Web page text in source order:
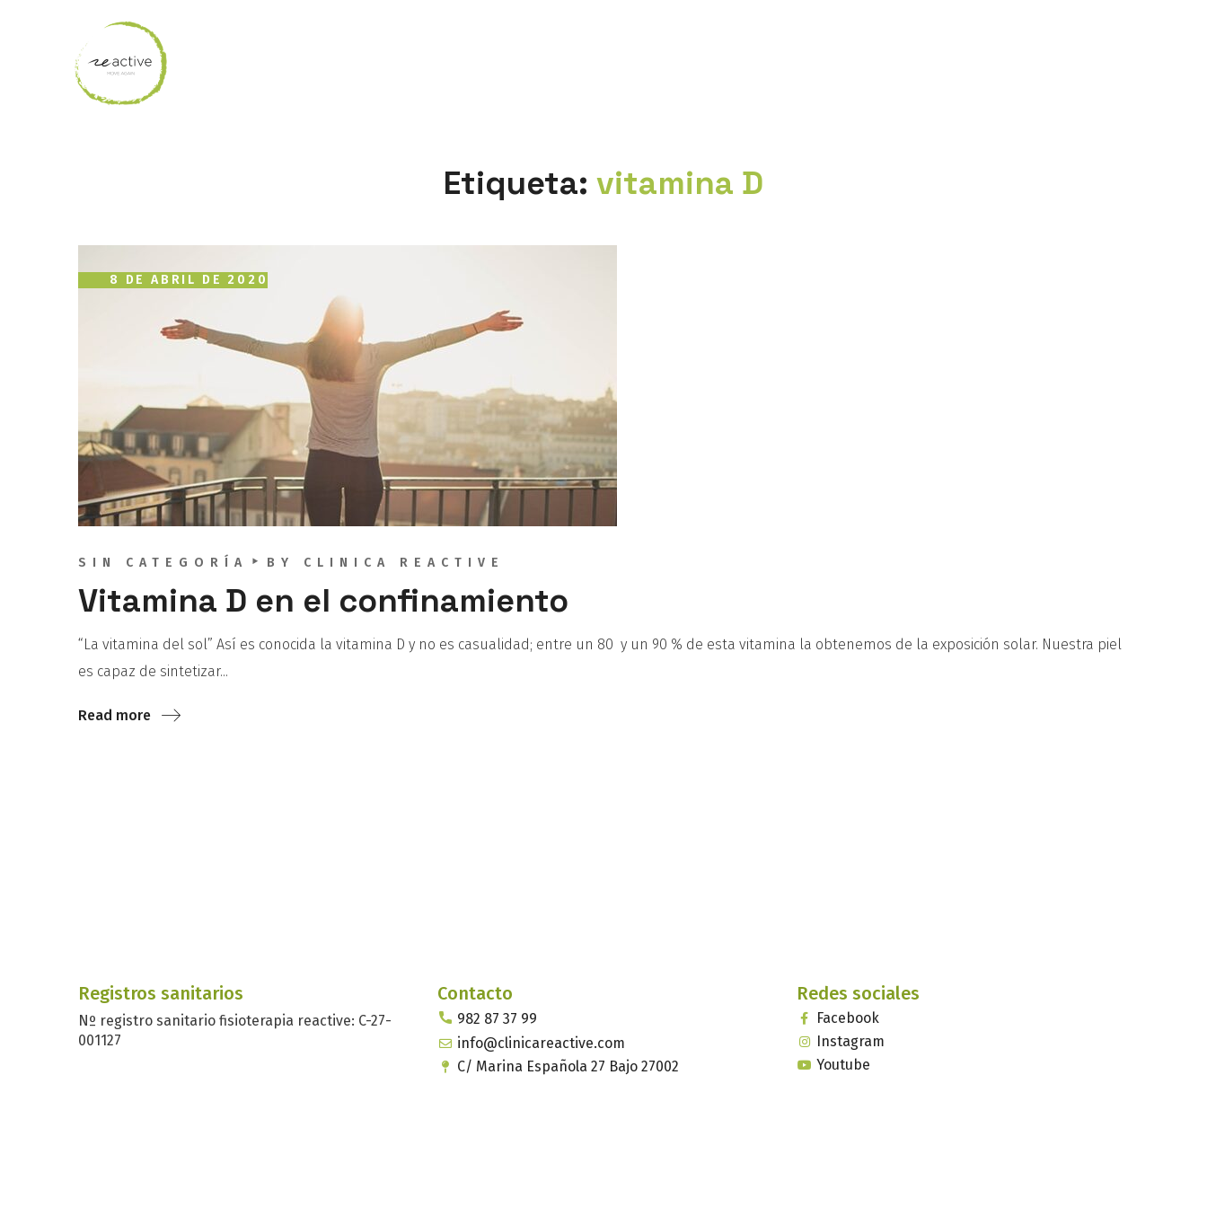
Etiqueta: vitamina D
8 DE ABRIL DE 2020
SIN CATEGORÍA BY CLINICA REACTIVE
Vitamina D en el confinamiento
“La vitamina del sol” Así es conocida la vitamina D y no es casualidad; entre un 80 y un 90 % de esta vitamina la obtenemos de la exposición solar. Nuestra piel
es capaz de sintetizar...
Read more
Registros sanitarios
Nº registro sanitario fisioterapia reactive: C-27-
001127
Contacto
982 87 37 99
info@clinicareactive.com
C/ Marina Española 27 Bajo 27002
Redes sociales
Facebook
Instagram
Youtube